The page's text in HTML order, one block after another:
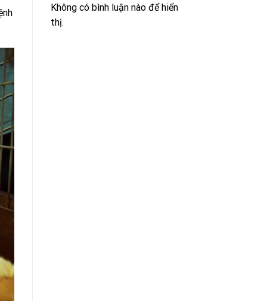
Không có bình luận nào để hiển
thị.